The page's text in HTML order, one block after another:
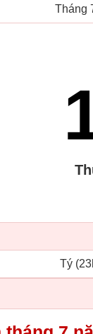
Tháng
Tý